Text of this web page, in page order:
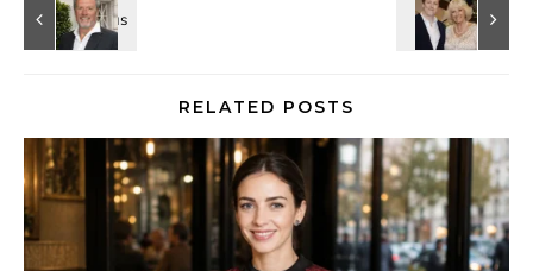
RELATED POSTS